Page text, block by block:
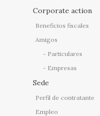
Corporate action
Beneficios fiscales
Amigos
Particulares
Empresas
Sede
Perfil de contratante
Empleo